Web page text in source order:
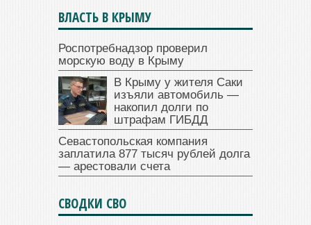
ВЛАСТЬ В КРЫМУ
Роспотребнадзор проверил
морскую воду в Крыму
В Крыму у жителя Саки
изъяли автомобиль —
накопил долги по
штрафам ГИБДД
Севастопольская компания
заплатила 877 тысяч рублей долга
— арестовали счета
СВОДКИ СВО